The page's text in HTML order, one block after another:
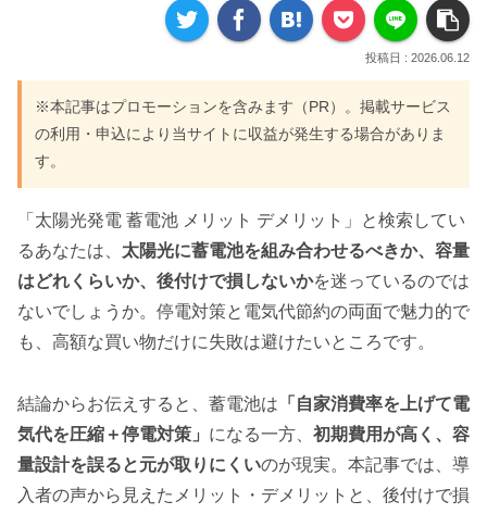
2026.06.12
※本記事はプロモーションを含みます（PR）。掲載サービス
の利用・申込により当サイトに収益が発生する場合がありま
す。
「太陽光発電 蓄電池 メリット デメリット」と検索してい
るあなたは、 太陽光に蓄電池を組み合わせるべきか、容量
はどれくらいか、後付けで損しないかを迷っているのでは
ないでしょうか。停電対策と電気代節約の両面で魅力的で
も、高額な買い物だけに失敗は避けたいところです。
結論からお伝えすると、蓄電池は 「自家消費率を上げて電
気代を圧縮＋停電対策」 になる一方、 初期費用が高く、容
量設計を誤ると元が取りにくいのが現実。本記事では、導
入者の声から見えたメリット・デメリットと、後付けで損